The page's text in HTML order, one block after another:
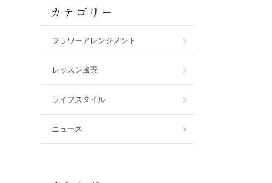
フラワーアレンジメント
レッスン風景
ライフスタイル
ニュース